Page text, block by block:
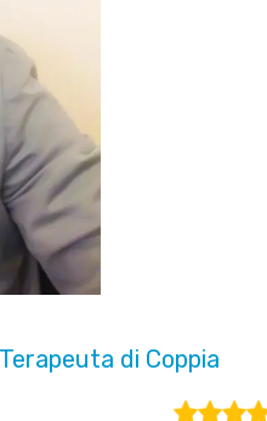
di Coppia